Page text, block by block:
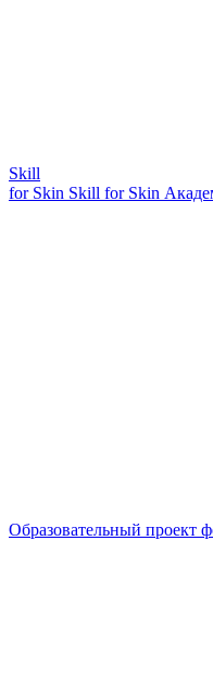
Skill
for Skin Skill for Skin
Образовательный проект